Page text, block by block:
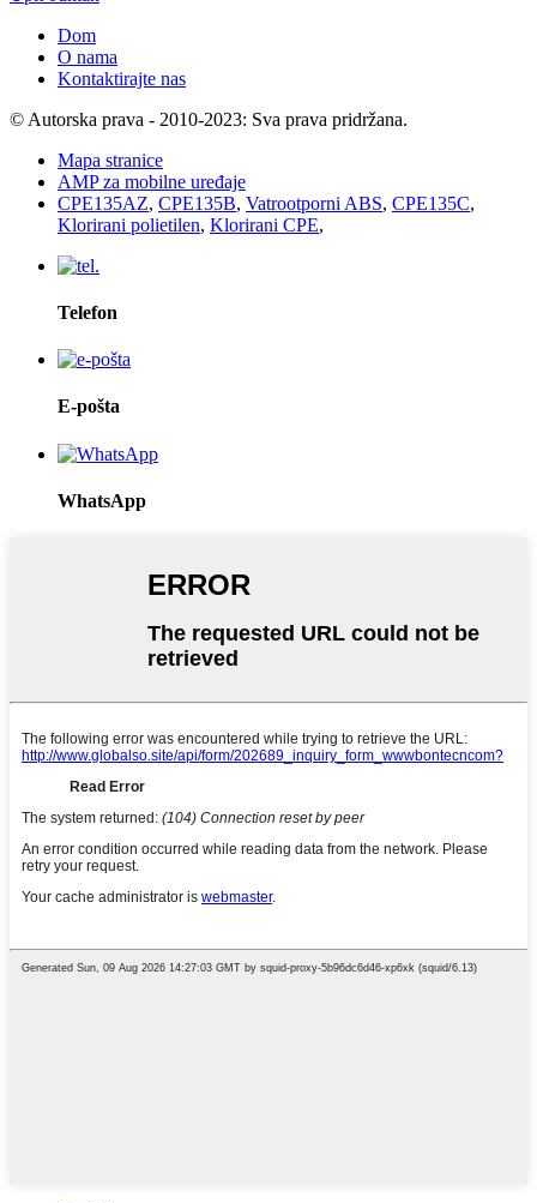
Dom
O nama
Kontaktirajte nas
© Autorska prava - 2010-2023: Sva prava pridržana.
Mapa stranice
AMP za mobilne uređaje
CPE135AZ, CPE135B, Vatrootporni ABS, CPE135C,
Klorirani polietilen, Klorirani CPE,
Telefon
E-pošta
WhatsApp